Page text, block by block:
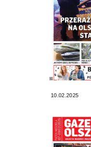
10.02.2025